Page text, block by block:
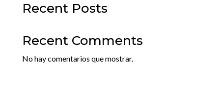
Recent Posts
Recent Comments
No hay comentarios que mostrar.